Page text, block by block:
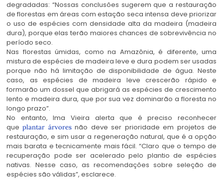
degradadas: “Nossas conclusões sugerem que a restauração
de florestas em áreas com estação seca intensa deve priorizar
o uso de espécies com densidade alta da madeira (madeira
dura), porque elas terão maiores chances de sobrevivência no
período seco.
Nas florestas úmidas, como na Amazônia, é diferente, uma
mistura de espécies de madeira leve e dura podem ser usadas
porque não há limitação de disponibilidade de água. Neste
caso, as espécies de madeira leve crescerão rápido e
formarão um dossel que abrigará as espécies de crescimento
lento e madeira dura, que por sua vez dominarão a floresta no
longo prazo”.
No entanto, Ima Vieira alerta que é preciso reconhecer
queplantar árvoresnão deve ser prioridade em projetos de
restauração, e sim usar a regeneração natural, que é a opção
mais barata e tecnicamente mais fácil. “Claro que o tempo de
recuperação pode ser acelerado pelo plantio de espécies
nativas. Nesse caso, as recomendações sobre seleção de
espécies são válidas”, esclarece.